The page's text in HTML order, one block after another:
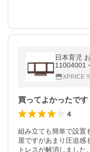
日本育児
11004001
XPRICE
買ってよかったです
4
組み立ても簡単で設置
屋ですがあまり圧迫感
トレスが解消しました。